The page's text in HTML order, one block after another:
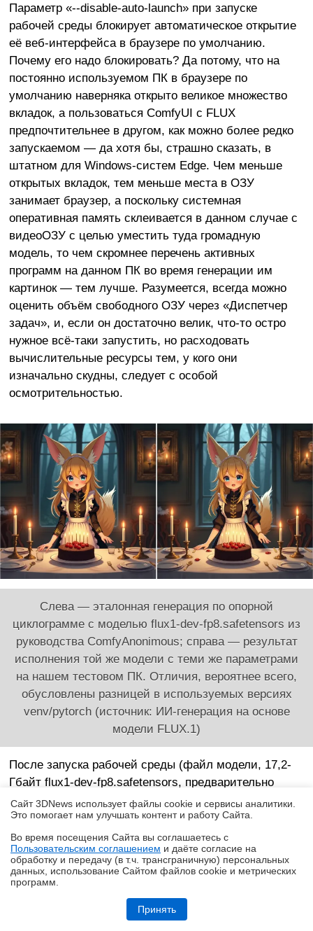
Обзор Midea VCR V15 EVO ULTRA: я просто хорошо убираю любое
Параметр «--disable-auto-launch» при запуске
рабочей среды блокирует автоматическое открытие
её веб-интерфейса в браузере по умолчанию.
Почему его надо блокировать? Да потому, что на
постоянно используемом ПК в браузере по
умолчанию наверняка открыто великое множество
вкладок, а пользоваться ComfyUI c FLUX
предпочтительнее в другом, как можно более редко
запускаемом — да хотя бы, страшно сказать, в
штатном для Windows-систем Edge. Чем меньше
открытых вкладок, тем меньше места в ОЗУ
занимает браузер, а поскольку системная
оперативная память склеивается в данном случае с
видеоОЗУ с целью уместить туда громадную
модель, то чем скромнее перечень активных
программ на данном ПК во время генерации им
картинок — тем лучше. Разумеется, всегда можно
оценить объём свободного ОЗУ через «Диспетчер
задач», и, если он достаточно велик, что-то остро
нужное всё-таки запустить, но расходовать
вычислительные ресурсы тем, у кого они
изначально скудны, следует с особой
осмотрительностью.
Слева — эталонная генерация по опорной
циклограмме с моделью flux1-dev-fp8.safetensors из
руководства ComfyAnonimous; справа — результат
исполнения той же модели с теми же параметрами
на нашем тестовом ПК. Отличия, вероятнее всего,
обусловлены разницей в используемых версиях
venv/pytorch (источник: ИИ-генерация на основе
модели FLUX.1)
После запуска рабочей среды (файл модели, 17,2-
Гбайт flux1-dev-fp8.safetensors, предварительно
должен быть загружен — и ещё до двойного щелчка
по run_with_venv.bat помещён в каталог
ComfyUI/models/checkpoints/) в избранном для
работы с ней браузере, желательно вовсе не
содержащем лишних вкладок, следует открыть веб-
интерфейс по адресу 127.0.0.1:8188 — и убедиться,
что он доступен. Затем с уже упомянутой странички
(да, её можно на время открыть в соседней вкладке,
Сайт 3DNews использует файлы cookie и сервисы аналитики.
Это помогает нам улучшать контент и работу Cайта.
Во время посещения Cайта вы соглашаетесь с
Пользовательским соглашением и даёте согласие на
обработку и передачу (в т.ч. трансграничную) персональных
данных, использование Cайтом файлов cookie и метрических
программ.
Принять